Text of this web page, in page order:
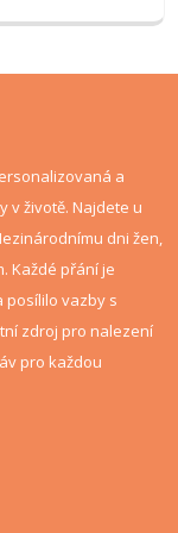
mezi vámi a
a
v životě. Najdete u
dni žen,
Každé přání je
posílilo vazby s
zdroj pro nalezení
pro každou